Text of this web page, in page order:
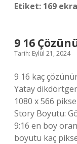
Etiket: 169
9 16
Tarih: Eylül 21, 2024
9 16 kaç
Yatay
1080 x 566
Story Boyutu:
9:16 en boy
boyutu kaç